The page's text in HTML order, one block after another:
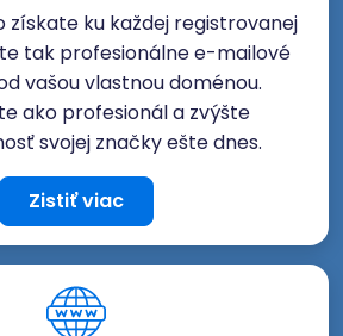
získate ku každej registrovanej
tak profesionálne e-mailové
vašou vlastnou doménou.
ako profesionál a zvýšte
svojej značky ešte dnes.
Zistiť viac